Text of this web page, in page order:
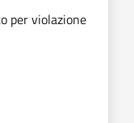
per violazione